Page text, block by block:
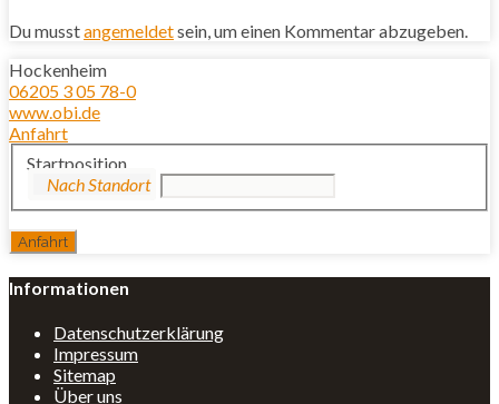
Du musstangemeldetsein, um einen Kommentar abzugeben.
Hockenheim
06205 3 05 78-0
www.obi.de
Anfahrt
Startposition
Informationen
Datenschutzerklärung
Impressum
Sitemap
Über uns